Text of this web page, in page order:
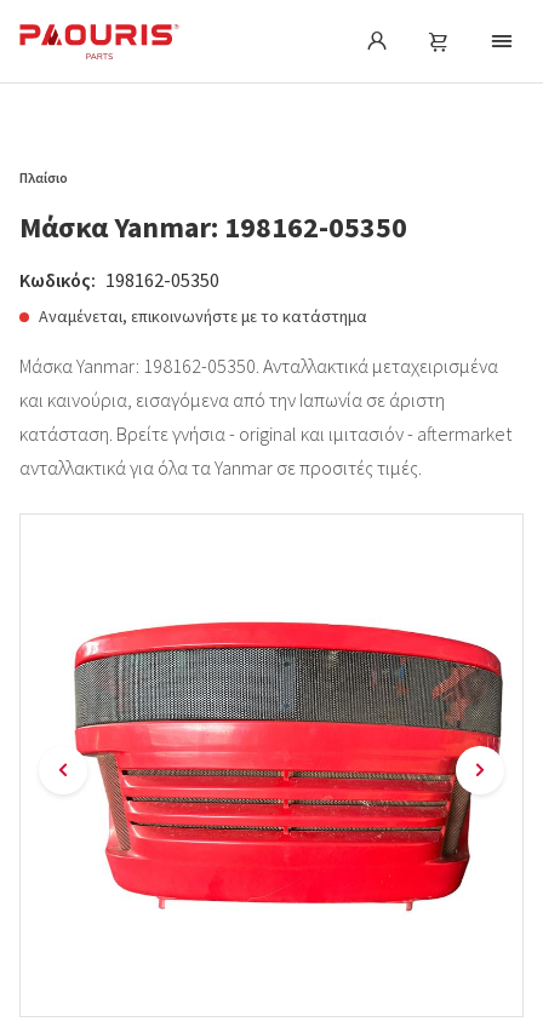
Πλαίσιο
Μάσκα Yanmar: 198162-05350
Κωδικός: 198162-05350
Αναμένεται, επικοινωνήστε με το κατάστημα
Μάσκα Yanmar: 198162-05350. Ανταλλακτικά μεταχειρισμένα
και καινούρια, εισαγόμενα από την Ιαπωνία σε άριστη
κατάσταση. Βρείτε γνήσια - original και ιμιτασιόν - aftermarket
ανταλλακτικά για όλα τα Yanmar σε προσιτές τιμές.